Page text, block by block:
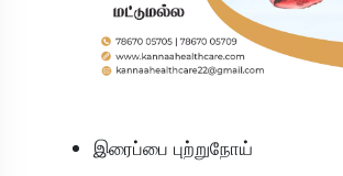
இரைப்பை புற்றுநோய்